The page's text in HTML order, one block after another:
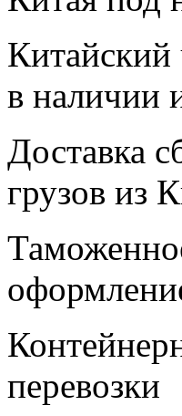
Китайский
в наличии
Доставка
грузов из
перевозки